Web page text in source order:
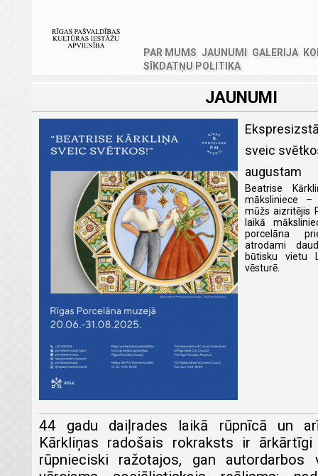
PAR MUMS JAUNUMI GALERIJA
SĪKDATŅU POLITIKA
JAUNUMI
sveic
augustam
Beatrise
māksliniece –
mūžs aizritējis
laikā
porcelāna
atrodami
būtisku vietu
vēsturē.
44 gadu daiļrades laikā rūpnīcā un
Kārkliņas radošais rokraksts ir ārkārtīgi
rūpnieciski ražotajos, gan autordarbos